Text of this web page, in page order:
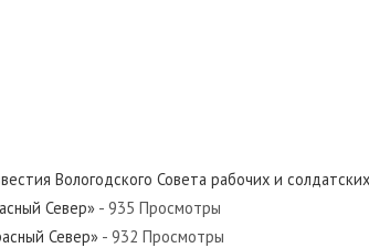
Север»
Север»
Вологодского Совета рабочих и
Север» - 935 Просмотры
Север» - 932 Просмотры